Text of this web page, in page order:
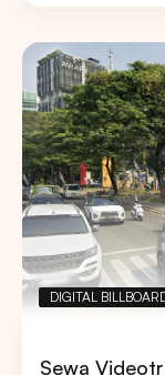
DIGITAL
Sewa